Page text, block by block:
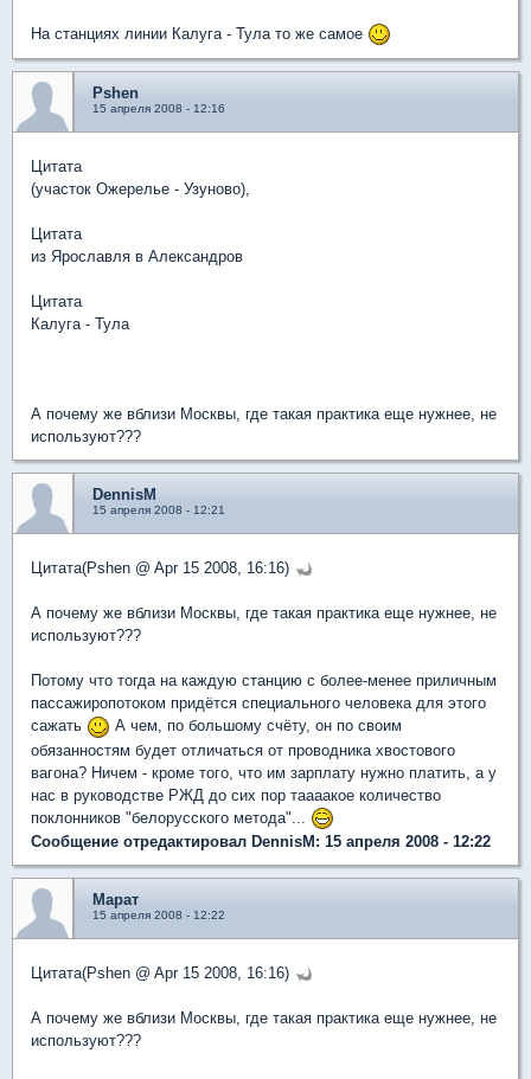
На станциях линии Калуга - Тула то же самое
Pshen
15 апреля 2008 - 12:16
Цитата
(участок Ожерелье - Узуново),
Цитата
из Ярославля в Александров
Цитата
Калуга - Тула
А почему же вблизи Москвы, где такая практика еще нужнее, не
используют???
DennisM
15 апреля 2008 - 12:21
Цитата(Pshen @ Apr 15 2008, 16:16)
А почему же вблизи Москвы, где такая практика еще нужнее, не
используют???
Потому что тогда на каждую станцию с более-менее приличным
пассажиропотоком придётся специального человека для этого
сажать
А чем, по большому счёту, он по своим
обязанностям будет отличаться от проводника хвостового
вагона? Ничем - кроме того, что им зарплату нужно платить, а у
нас в руководстве РЖД до сих пор таааакое количество
поклонников "белорусского метода"...
Сообщение отредактировал DennisM: 15 апреля 2008 - 12:22
Марат
15 апреля 2008 - 12:22
Цитата(Pshen @ Apr 15 2008, 16:16)
А почему же вблизи Москвы, где такая практика еще нужнее, не
используют???